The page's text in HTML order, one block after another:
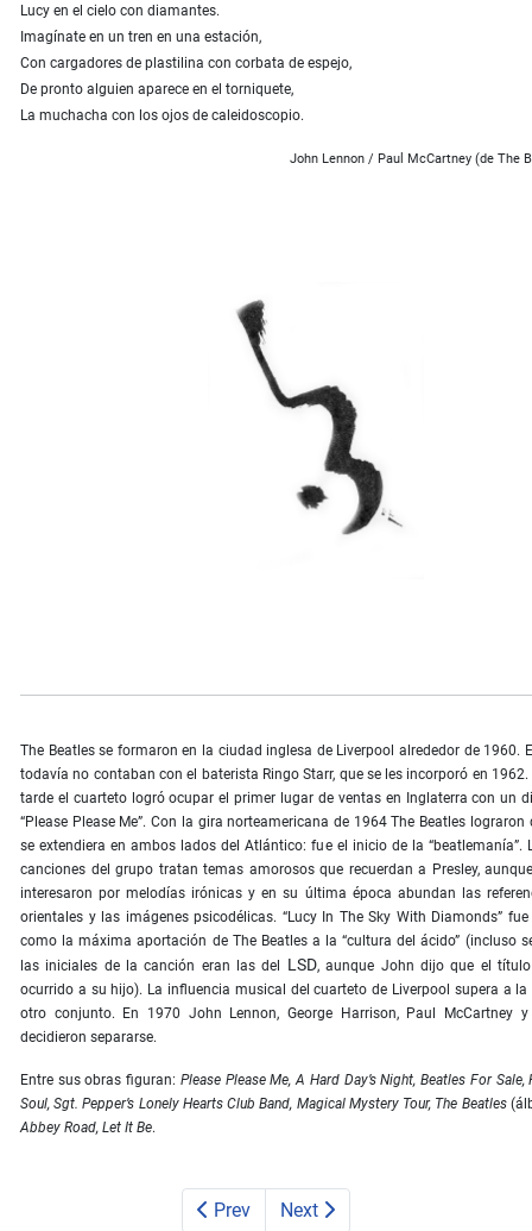
Lucy en el cielo con diamantes.
Imagínate en un tren en una estación,
Con cargadores de plastilina con corbata de espejo,
De pronto alguien aparece en el torniquete,
La muchacha con los ojos de caleidoscopio.
John Lennon / Paul McCartney (de The
The Beatles se formaron en la ciudad inglesa de Liverpool alrededor de 1960.
todavía no contaban con el baterista Ringo Starr, que se les incorporó en
tarde el cuarteto logró ocupar el primer lugar de ventas en Inglaterra con un
“Please Please Me”. Con la gira norteamericana de 1964 The Beatles
se extendiera en ambos lados del Atlántico: fue el inicio de la “beatlemanía”.
canciones del grupo tratan temas amorosos que recuerdan a Presley,
interesaron por melodías irónicas y en su última época abundan las
orientales y las imágenes psicodélicas. “Lucy In The Sky With Diamonds”
como la máxima aportación de The Beatles a la “cultura del ácido” (incluso
las iniciales de la canción eran las del LSD, aunque John dijo que el
ocurrido a su hijo). La influencia mu­sical del cuarteto de Liverpool supera a la
otro conjunto. En 1970 John Lennon, George Harrison, Paul McCartney
decidieron separarse.
Entre sus obras figuran: Please Please Me, A Hard Day’s Night, Beatles For Sale,
Soul, Sgt. Pepper’s Lonely Hearts Club Band, Magical Mystery Tour, The Beatles
Abbey Road, Let It Be.
Prev Next